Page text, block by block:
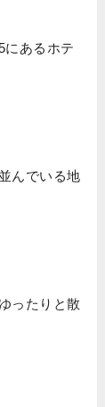
にあるホテ
んでいる地
ったりと散